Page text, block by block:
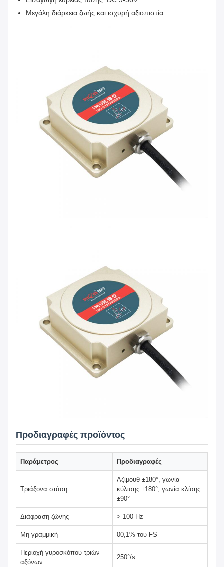
Μεγάλη διάρκεια ζωής και ισχυρή αξιοπιστία
Προδιαγραφές προϊόντος
Παράμετρος Προδιαγραφές
Τριάξονα στάση
Αζίμουθ ±180°, γωνία
κύλισης ±180°, γωνία κλίσης
±90°
Διάφραση ζώνης > 100 Hz
Μη γραμμική 00,1% του FS
Περιοχή γυροσκόπου τριών
αξόνων
250°/s